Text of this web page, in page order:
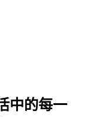
中的每一